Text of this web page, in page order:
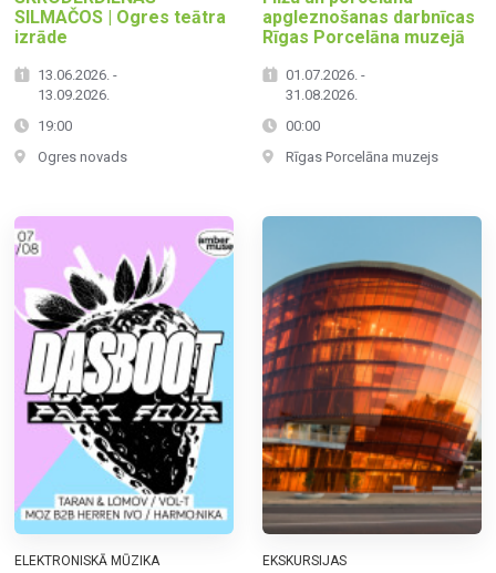
SILMAČOS | Ogres teātra
izrāde
13.06.2026. -
13.09.2026.
19:00
Ogres novads
apgleznošanas darbnīcas
Rīgas Porcelāna muzejā
01.07.2026. -
31.08.2026.
00:00
Rīgas Porcelāna muzejs
ELEKTRONISKĀ MŪZIKA EKSKURSIJAS